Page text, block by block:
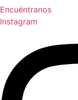
Encuéntranos
Instagram